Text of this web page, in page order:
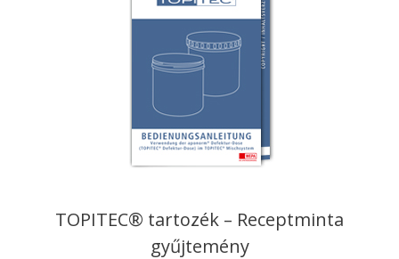
TOPITEC® tartozék – Receptminta
gyűjtemény